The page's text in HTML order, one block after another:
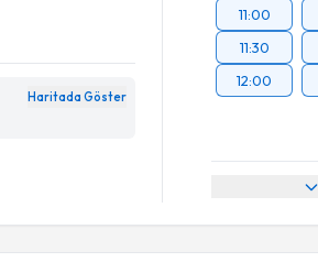
Haritada Göster
11:00
11:30
12:00